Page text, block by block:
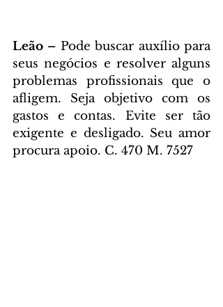
Leão – Pode buscar auxílio para
seus negócios e resolver alguns
problemas profissionais que o
afligem. Seja objetivo com os
gastos e contas. Evite ser tão
exigente e desligado. Seu amor
procura apoio. C. 470 M. 7527